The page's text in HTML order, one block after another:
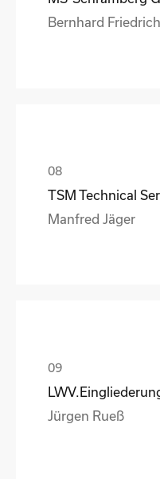
Bernhard Friedrich
Manfred Jäger
Jürgen Rueß